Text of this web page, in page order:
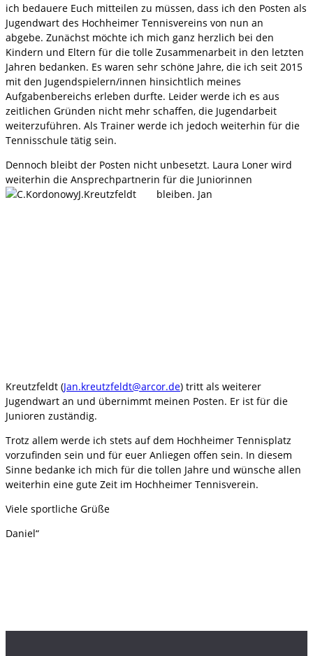
ich bedauere Euch mitteilen zu müssen, dass ich den Posten als
Jugendwart des Hochheimer Tennisvereins von nun an
abgebe. Zunächst möchte ich mich ganz herzlich bei den
Kindern und Eltern für die tolle Zusammenarbeit in den letzten
Jahren bedanken. Es waren sehr schöne Jahre, die ich seit 2015
mit den Jugendspielern/innen hinsichtlich meines
Aufgabenbereichs erleben durfte. Leider werde ich es aus
zeitlichen Gründen nicht mehr schaffen, die Jugendarbeit
weiterzuführen. Als Trainer werde ich jedoch weiterhin für die
Tennisschule tätig sein.
Dennoch bleibt der Posten nicht unbesetzt. Laura Loner wird
weiterhin die Ansprechpartnerin für die Juniorinnen
bleiben. Jan
Kreutzfeldt (Jan.kreutzfeldt@arcor.de) tritt als weiterer
Jugendwart an und übernimmt meinen Posten. Er ist für die
Junioren zuständig.
Trotz allem werde ich stets auf dem Hochheimer Tennisplatz
vorzufinden sein und für euer Anliegen offen sein. In diesem
Sinne bedanke ich mich für die tollen Jahre und wünsche allen
weiterhin eine gute Zeit im Hochheimer Tennisverein.
Viele sportliche Grüße
Daniel“